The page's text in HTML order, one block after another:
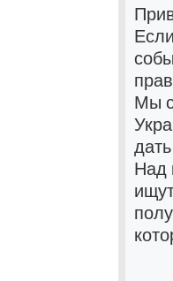
Мы
Над